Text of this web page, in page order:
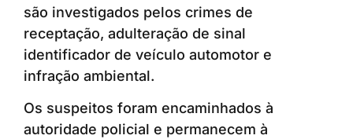
são investigados pelos crimes de
receptação, adulteração de sinal
identificador de veículo automotor e
infração ambiental.
Os suspeitos foram encaminhados à
autoridade policial e permanecem à